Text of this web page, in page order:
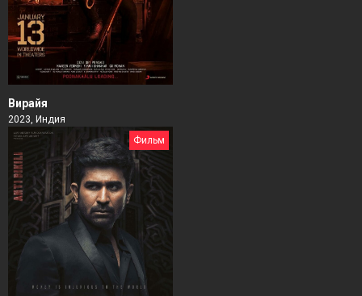
Вирайя
2023, Индия
Фильм